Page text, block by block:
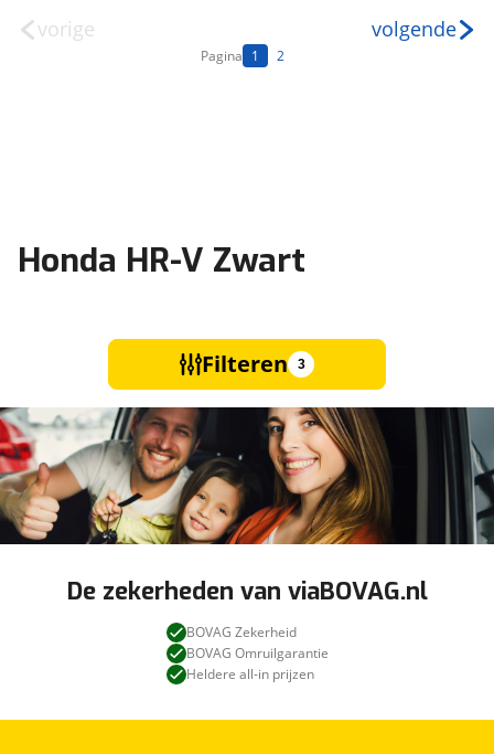
vorige
Pagina 1 2
volgende
Honda HR-V Zwart
Filteren 3
De zekerheden van viaBOVAG.nl
BOVAG Zekerheid
BOVAG Omruilgarantie
Heldere all-in prijzen